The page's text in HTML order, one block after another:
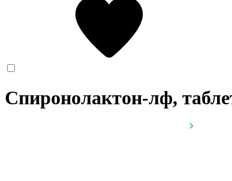
Спиронолактон-лф,